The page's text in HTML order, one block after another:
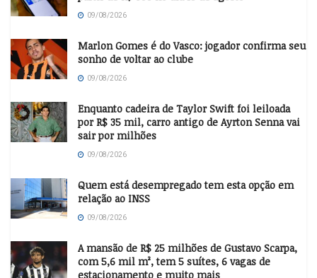
09/08/2026
Marlon Gomes é do Vasco: jogador confirma seu
sonho de voltar ao clube
09/08/2026
Enquanto cadeira de Taylor Swift foi leiloada
por R$ 35 mil, carro antigo de Ayrton Senna vai
sair por milhões
09/08/2026
Quem está desempregado tem esta opção em
relação ao INSS
09/08/2026
A mansão de R$ 25 milhões de Gustavo Scarpa,
com 5,6 mil m², tem 5 suítes, 6 vagas de
estacionamento e muito mais